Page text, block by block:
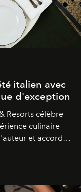
italien avec
d'exception
Resorts célèbre
culinaire
et accords